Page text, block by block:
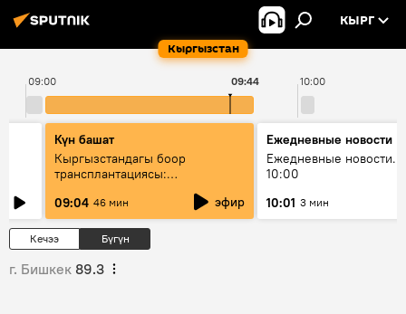
Кыргызстан
КЫРГ
09:00 10:00
09:44
Күн башат
Кыргызстандагы боор
трансплантациясы:
жетишкендиктер жана өнүгүү
келечеги
09:04 46 мин эфир
Ежедневные новости
Ежедневные новости.
10:00
10:01 3 мин
Кечээ Бүгүн
г. Бишкек 89.3